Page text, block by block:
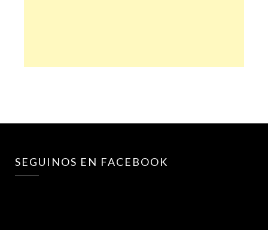
SEGUINOS EN FACEBOOK